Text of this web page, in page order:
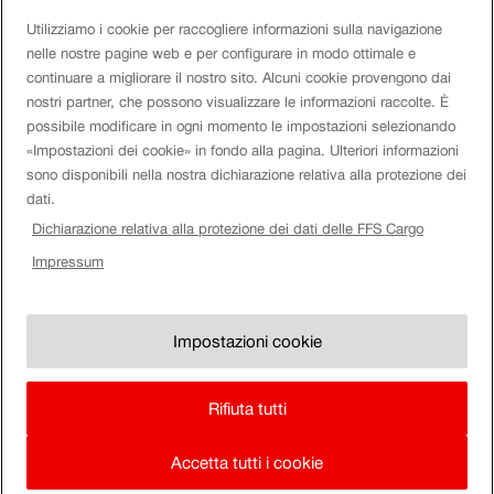
pagina
Login eServices
Social Media
Azienda
Disclaimer
Impressum
Note di carattere legale
Utilizziamo i cookie per raccogliere informazioni sulla navigazione
nelle nostre pagine web e per configurare in modo ottimale e
continuare a migliorare il nostro sito. Alcuni cookie provengono dai
nostri partner, che possono visualizzare le informazioni raccolte. È
possibile modificare in ogni momento le impostazioni selezionando
«Impostazioni dei cookie» in fondo alla pagina. Ulteriori informazioni
sono disponibili nella nostra dichiarazione relativa alla protezione dei
dati.
Dichiarazione relativa alla protezione dei dati delle FFS Cargo
Impressum
Impostazioni cookie
Rifiuta tutti
Accetta tutti i cookie